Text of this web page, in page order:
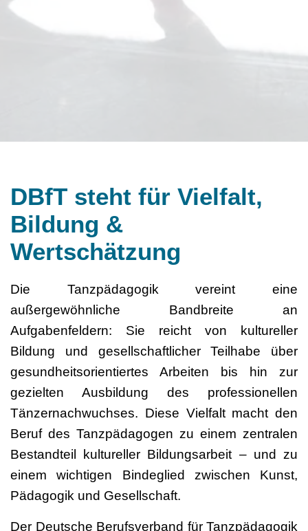
DBfT steht für Vielfalt,
Bildung &
Wertschätzung
Die Tanzpädagogik vereint eine
außergewöhnliche Bandbreite an
Aufgabenfeldern: Sie reicht von kultureller
Bildung und gesellschaftlicher Teilhabe über
gesundheitsorientiertes Arbeiten bis hin zur
gezielten Ausbildung des professionellen
Tänzernachwuchses. Diese Vielfalt macht den
Beruf des Tanzpädagogen zu einem zentralen
Bestandteil kultureller Bildungsarbeit – und zu
einem wichtigen Bindeglied zwischen Kunst,
Pädagogik und Gesellschaft.
Der Deutsche Berufsverband für Tanzpädagogik